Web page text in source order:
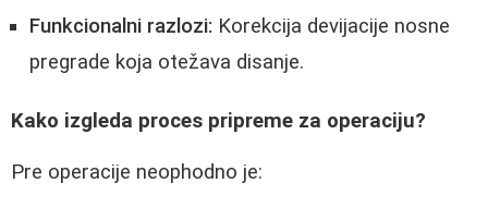
Funkcionalni razlozi: Korekcija devijacije nosne
pregrade koja otežava disanje.
Kako izgleda proces pripreme za operaciju?
Pre operacije neophodno je: